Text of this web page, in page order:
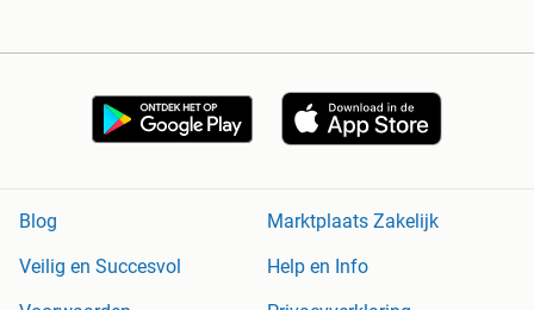
Blog
Marktplaats Zakelijk
Veilig en Succesvol
Help en Info